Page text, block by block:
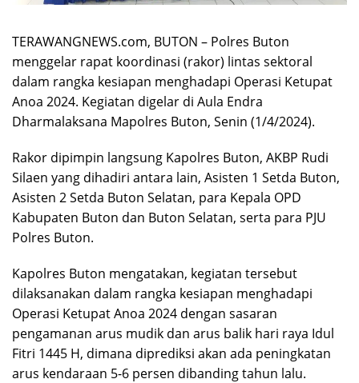
TERAWANGNEWS.com, BUTON – Polres Buton
menggelar rapat koordinasi (rakor) lintas sektoral
dalam rangka kesiapan menghadapi Operasi Ketupat
Anoa 2024. Kegiatan digelar di Aula Endra
Dharmalaksana Mapolres Buton, Senin (1/4/2024).
Rakor dipimpin langsung Kapolres Buton, AKBP Rudi
Silaen yang dihadiri antara lain, Asisten 1 Setda Buton,
Asisten 2 Setda Buton Selatan, para Kepala OPD
Kabupaten Buton dan Buton Selatan, serta para PJU
Polres Buton.
Kapolres Buton mengatakan, kegiatan tersebut
dilaksanakan dalam rangka kesiapan menghadapi
Operasi Ketupat Anoa 2024 dengan sasaran
pengamanan arus mudik dan arus balik hari raya Idul
Fitri 1445 H, dimana diprediksi akan ada peningkatan
arus kendaraan 5-6 persen dibanding tahun lalu.